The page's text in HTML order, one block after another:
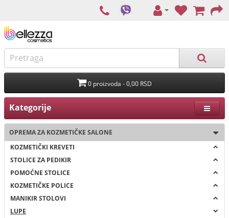
0 proizvoda - 0,00 RSD
Kategorije
OPREMA ZA KOZMETIČKE SALONE
KOZMETIČKI KREVETI
STOLICE ZA PEDIKIR
POMOĆNE STOLICE
KOZMETIČKE POLICE
MANIKIR STOLOVI
LUPE